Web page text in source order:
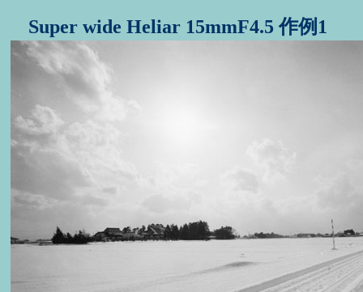
Super wide Heliar 15mmF4.5 作例1